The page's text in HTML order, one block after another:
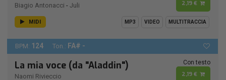
Biagio Antonacci - Juli 2,19 €
MIDI MP3 VIDEO MULTITRACCIA
BPM: 124 Ton.: FA# -
La mia voce (da "Aladdin")
Naomi Rivieccio
Con testo
2,19 €